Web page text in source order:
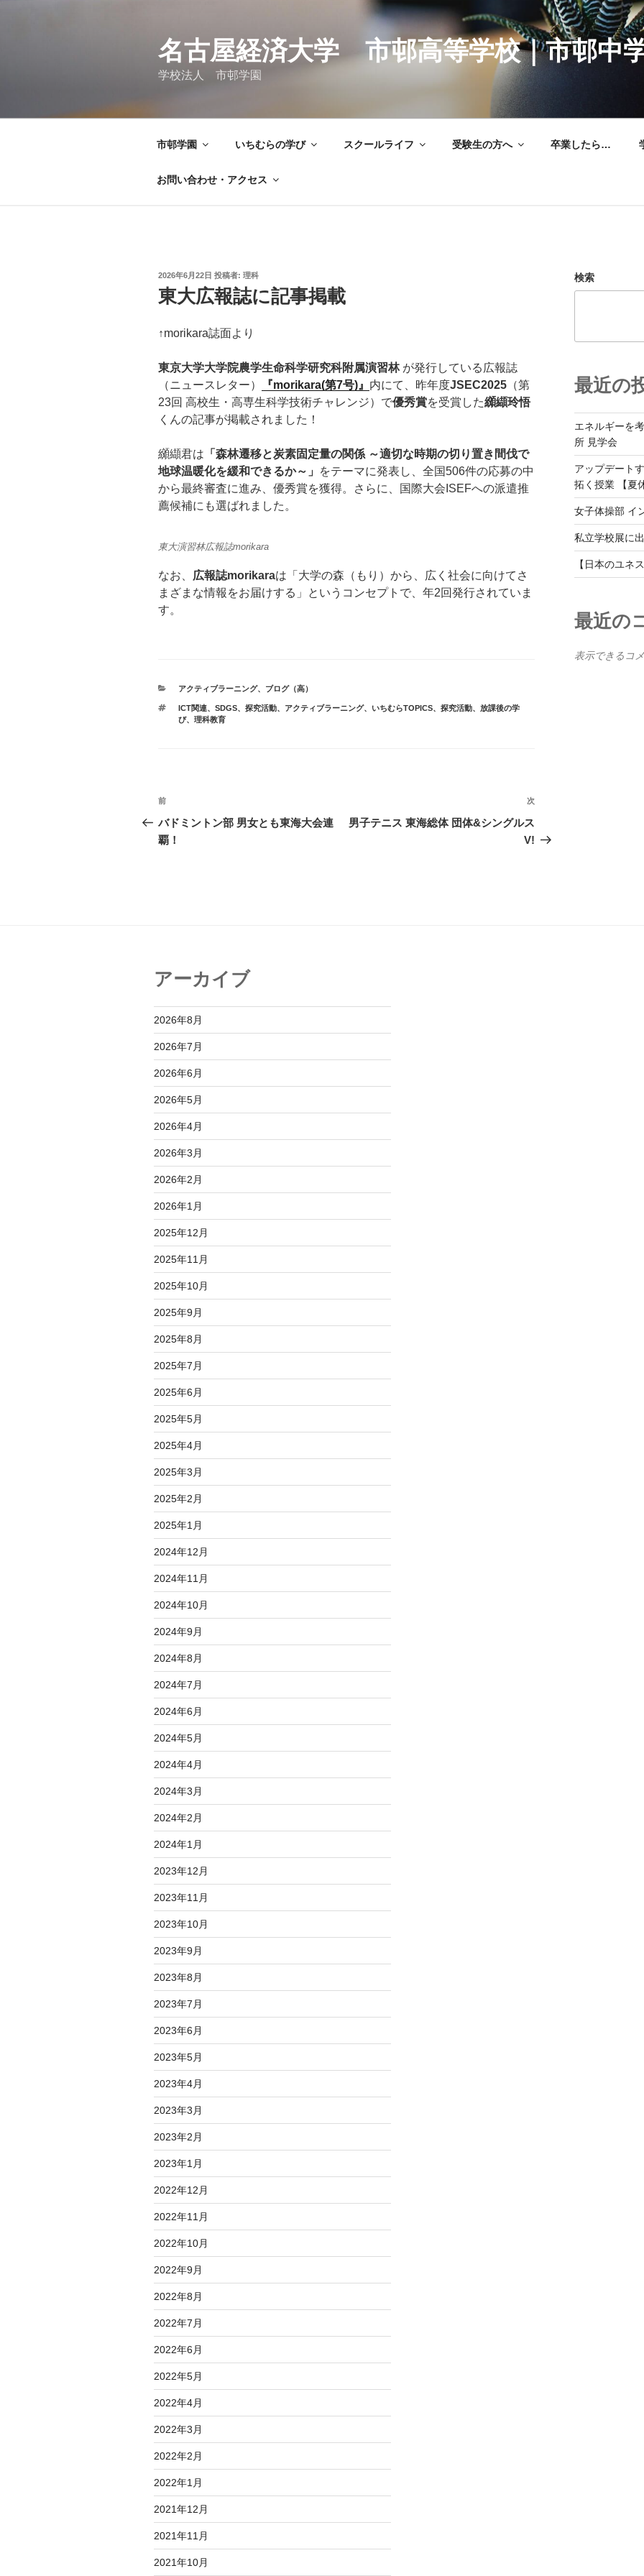
名古屋経済大学 市邨高等学校｜市邨中
学校法人 市邨学園
市邨学園 いちむらの学び スクールライフ 受験生の方へ 卒業したら…
お問い合わせ・アクセス
投
日:
2026年6月22日 投稿者: 理科
東大広報誌に記事掲載
↑morikara誌面より
東京大学大学院農学生命科学研究科附属演習林が発行している広報誌
（ニュースレター）
『morikara(第7号)』 内にて、昨年度JSEC2025 （第
23回 高校生・高専生科学技術チャレンジ）で優秀賞を受賞した纐纈玲悟
くんの記事が掲載されました！
纐纈君は 「森林遷移と炭素固定量の関係 ～適切な時期の切り置き間伐で
地球温暖化を緩和できるか～」
をテーマに発表し、全国506件の応募の中
から最終審査に進み、優秀賞を獲得。さらに、国際大会ISEFへの派遣推
薦候補にも選ばれました。
東大演習林広報誌morikara
なお、 広報誌morikaraは「大学の森（もり）から、広く社会に向けてさ
まざまな情報をお届けする」というコンセプトで、年2回発行されていま
す。
カ
ゴ
リ
アクティブラーニング、 ブログ（高）
タ
グ
ICT関連、SDGS、探究活動、アクティブラーニング、 いちむらTOPICS、 探究活動、 放課後の学
び、 理科教育
投
稿
ナ
ョ
ン
前
の
投
前
バドミントン部 男女とも東海大会連
覇！
次
投
次
男子テニス 東海総体 団体&シングルス
V!
検索
最近の
エネルギーを
所 見学会
アップデート
拓く授業 【夏
女子体操部 イ
私立学校展に
【日本のユネ
最近の
表示できるコ
アーカイブ
2026年8月
2026年7月
2026年6月
2026年5月
2026年4月
2026年3月
2026年2月
2026年1月
2025年12月
2025年11月
2025年10月
2025年9月
2025年8月
2025年7月
2025年6月
2025年5月
2025年4月
2025年3月
2025年2月
2025年1月
2024年12月
2024年11月
2024年10月
2024年9月
2024年8月
2024年7月
2024年6月
2024年5月
2024年4月
2024年3月
2024年2月
2024年1月
2023年12月
2023年11月
2023年10月
2023年9月
2023年8月
2023年7月
2023年6月
2023年5月
2023年4月
2023年3月
2023年2月
2023年1月
2022年12月
2022年11月
2022年10月
2022年9月
2022年8月
2022年7月
2022年6月
2022年5月
2022年4月
2022年3月
2022年2月
2022年1月
2021年12月
2021年11月
2021年10月